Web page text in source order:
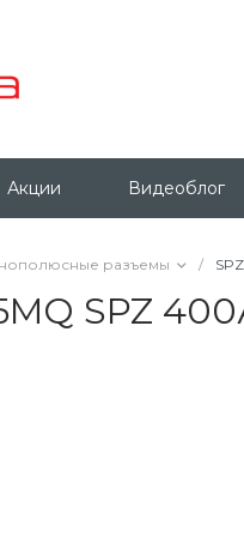
Акции Видеоблог
разъемы /
SPZ